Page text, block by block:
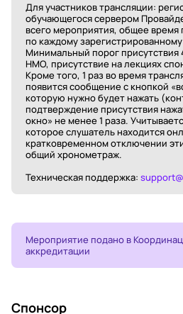
Для участников трансляции:
обучающегося сервером
всего мероприятия, общее время
по каждому
Минимальный порог
НМО, присутствие на лекциях
Кроме того, 1 раз во время
появится сообщение с кнопкой
которую нужно будет нажать
подтверждение присутствия
окно» не менее 1 раза.
которое слушатель находится
кратковременном отключении
общий хронометраж.
Техническая поддержка:
Мероприятие подано в
аккредитации
Спонсор